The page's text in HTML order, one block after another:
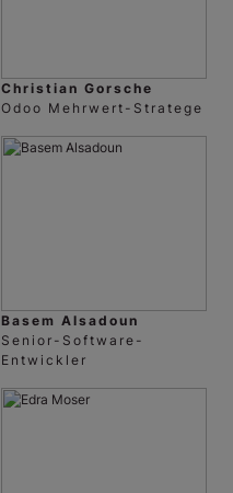
Christian Gorsche
Odoo Mehrwert-Stratege
Basem Alsadoun
Senior-Software-
Entwickler